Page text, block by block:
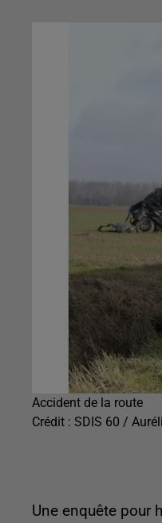
Accident de la route
Crédit : SDIS 60 /
Une enquête pour